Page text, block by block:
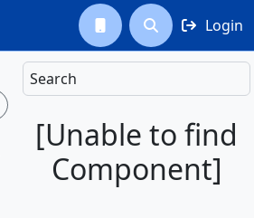
  Login
Search
[Unable to find
Component]